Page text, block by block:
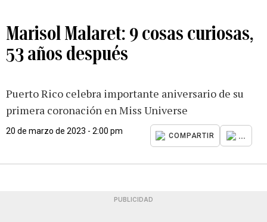
Marisol Malaret: 9 cosas curiosas,
53 años después
Puerto Rico celebra importante aniversario de su
primera coronación en Miss Universe
20 de marzo de 2023 - 2:00 pm
COMPARTIR ...
PUBLICIDAD